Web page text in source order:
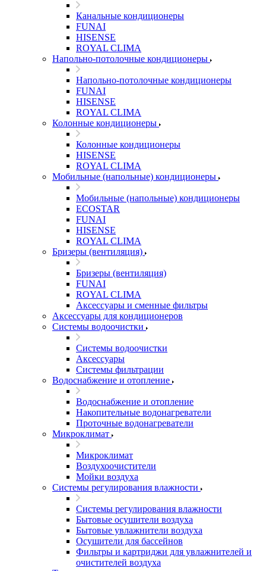
Канальные кондиционеры
FUNAI
HISENSE
ROYAL CLIMA
Напольно-потолочные кондиционеры
Напольно-потолочные кондиционеры
FUNAI
HISENSE
ROYAL CLIMA
Колонные кондиционеры
Колонные кондиционеры
HISENSE
ROYAL CLIMA
Мобильные (напольные) кондиционеры
Мобильные (напольные) кондиционеры
ECOSTAR
FUNAI
HISENSE
ROYAL CLIMA
Бризеры (вентиляция)
Бризеры (вентиляция)
FUNAI
ROYAL CLIMA
Аксессуары и сменные фильтры
Аксессуары для кондиционеров
Системы водоочистки
Системы водоочистки
Аксессуары
Системы фильтрации
Водоснабжение и отопление
Водоснабжение и отопление
Накопительные водонагреватели
Проточные водонагреватели
Микроклимат
Микроклимат
Воздухоочистители
Мойки воздуха
Системы регулирования влажности
Системы регулирования влажности
Бытовые осушители воздуха
Бытовые увлажнители воздуха
Осушители для бассейнов
Фильтры и картриджи для увлажнителей и
очистителей воздуха